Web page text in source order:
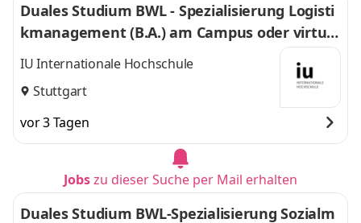
Duales Studium BWL - Spezialisierung Logisti
kmanagement (B.A.) am Campus oder virtuel
l
IU Internationale Hochschule
Stuttgart
vor 3 Tagen
Jobszu dieser Suche per Mail erhalten
Duales Studium BWL-Spezialisierung Sozialm